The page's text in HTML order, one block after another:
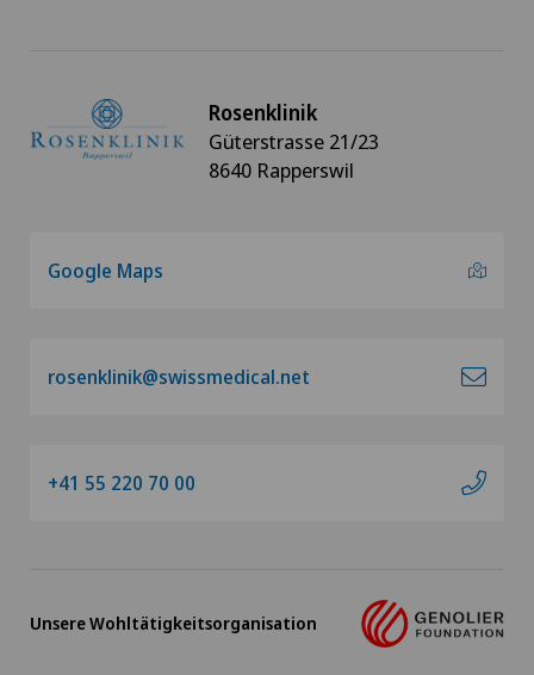
Rosenklinik
Güterstrasse 21/23
8640 Rapperswil
Google Maps
rosenklinik@swissmedical.net
+41 55 220 70 00
Unsere Wohltätigkeitsorganisation